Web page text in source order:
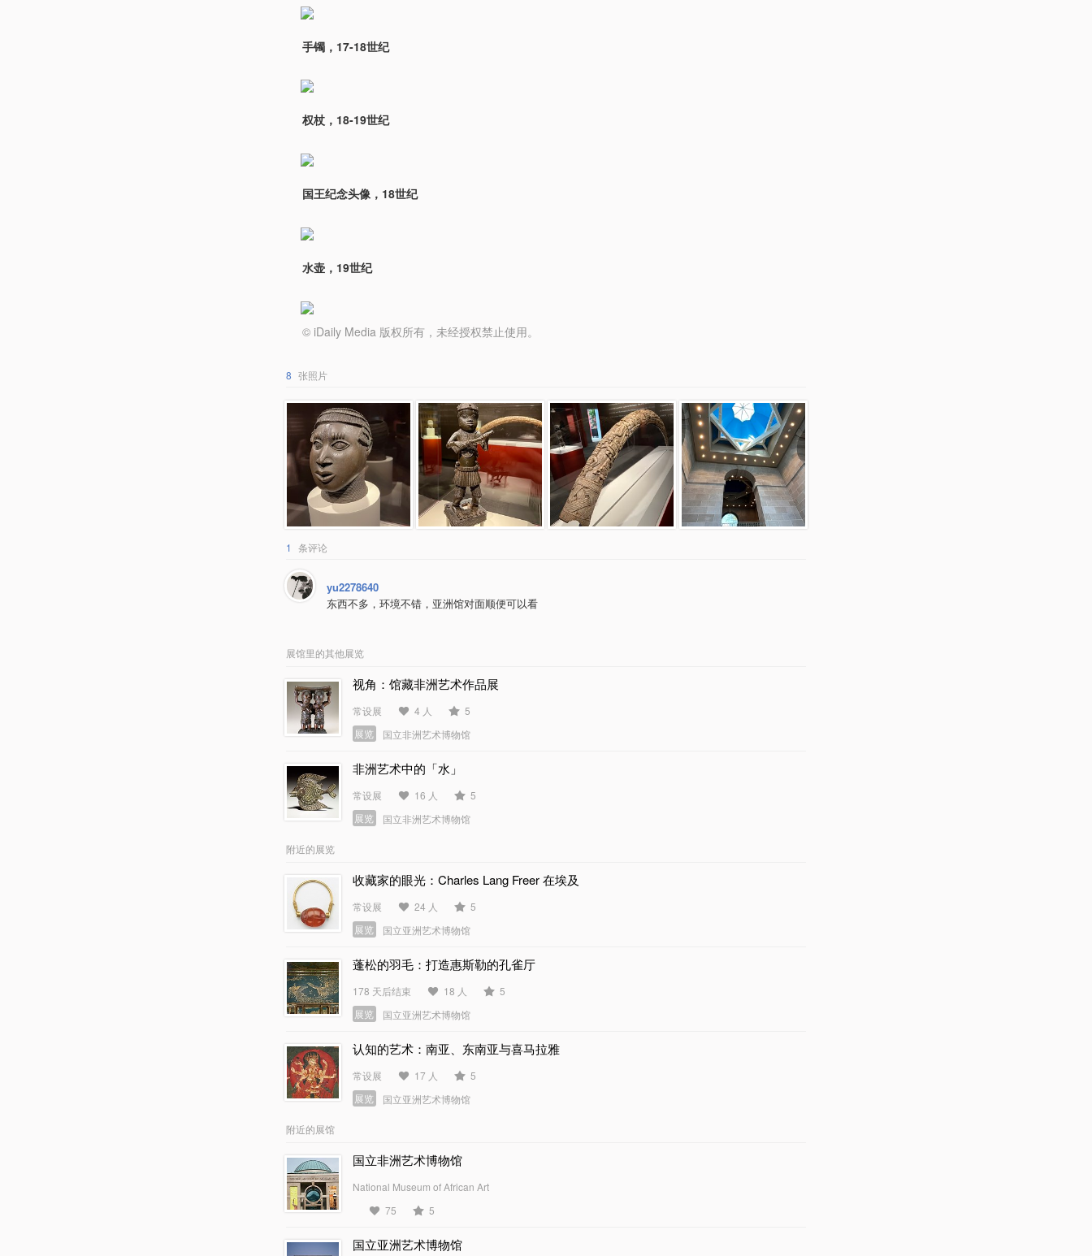
手镯，17-18世纪
权杖，18-19世纪
国王纪念头像，18世纪
水壶，19世纪
© iDaily Media 版权所有，未经授权禁止使用。
8 张照片
1 条评论
yu2278640
东西不多，环境不错，亚洲馆对面顺便可以看
展馆里的其他展览
视角：馆藏非洲艺术作品展
常设展 4 人
5
展览
国立非洲艺术博物馆
非洲艺术中的「水」
常设展 16 人
5
展览
国立非洲艺术博物馆
附近的展览
收藏家的眼光：Charles Lang Freer 在埃及
常设展 24 人
5
展览
国立亚洲艺术博物馆
蓬松的羽毛：打造惠斯勒的孔雀厅
178 天后结束 18 人
5
展览
国立亚洲艺术博物馆
认知的艺术：南亚、东南亚与喜马拉雅
常设展 17 人
5
展览
国立亚洲艺术博物馆
附近的展馆
国立非洲艺术博物馆
National Museum of African Art
75
5
国立亚洲艺术博物馆